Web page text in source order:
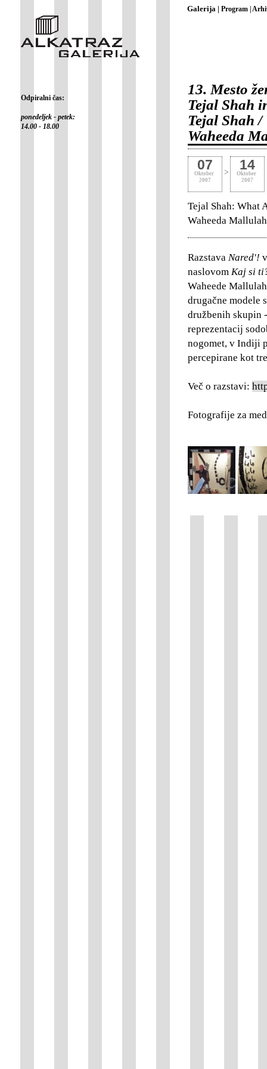
Galerija | Program |
Odpiralni čas:
ponedeljek - petek:
14.00 - 18.00
13. Mesto
Tejal Shah
Tejal Shah
Waheeda
07
Oktober
2007
> 14
Oktober
2007
Tejal Shah: What
Waheeda
Razstava Nared'!
naslovom Kaj si
Waheede
drugačne modele
družbenih skupin
reprezentacij
nogomet, v Indiji
percepirane kot
Več o razstavi:
Fotografije za